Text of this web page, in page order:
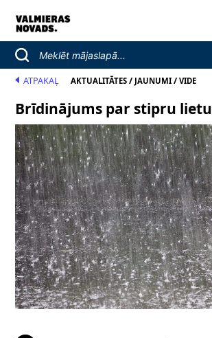
ATPAKAĻ AKTUALITĀTES/ JAUNUMI/ VIDE
Brīdinājums par stipru lietu